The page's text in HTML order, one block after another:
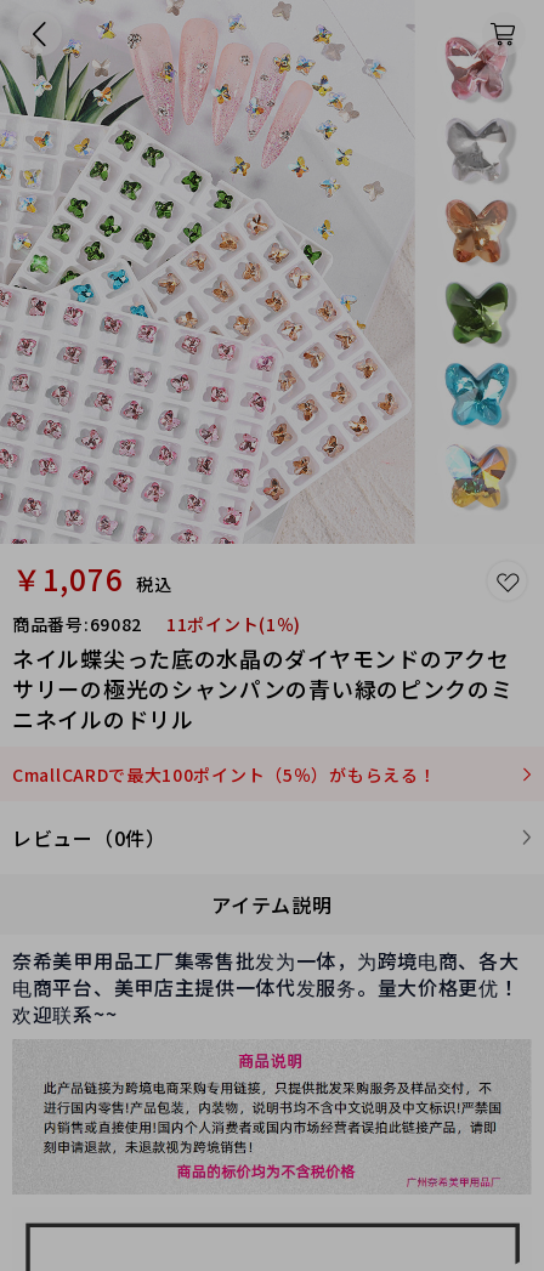
￥1,076 税込
商品番号:69082 11ポイント(1％)
ネイル蝶尖った底の水晶のダイヤモンドのアクセ
サリーの極光のシャンパンの青い緑のピンクのミ
ニネイルのドリル
CmallCARDで最大100ポイント（5％）がもらえる！
レビュー（0件）
アイテム説明
奈希美甲用品工厂集零售批发为一体，为跨境电商、各大
电商平台、美甲店主提供一体代发服务。量大价格更优！
欢迎联系~~